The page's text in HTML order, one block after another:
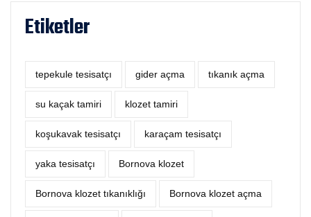
Etiketler
tepekule tesisatçı ‎gider açma tıkanık açma
su kaçak tamiri klozet tamiri
koşukavak tesisatçı karaçam tesisatçı
yaka tesisatçı Bornova klozet
Bornova klozet tıkanıklığı Bornova klozet açma